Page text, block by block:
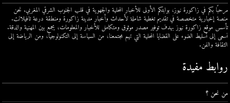
مرحبًا بكم في زاكورة نيوز، بوابتكم الأولى للأخبار المحلية والجهوية في قلب الجنوب الشرقي المغربي. نحن
منصة إخبارية متخصصة في تقديم تغطية شاملة لأحداث وأخبار مدينة زاكورة ومنطقة درعة تافيلالت.
تأسس موقع زاكورة نيوز بهدف توفير مصدر موثوق ومتكامل للأخبار والمعلومات، يجمع بين المهنية والدقة.
نسعى إلى تسليط الضوء على القضايا المحلية التي تهم مجتمعنا، من السياسة إلى التكنولوجيا، ومن الرياضة إلى
الثقافة والفن.
روابط مفيدة
من نحن ؟